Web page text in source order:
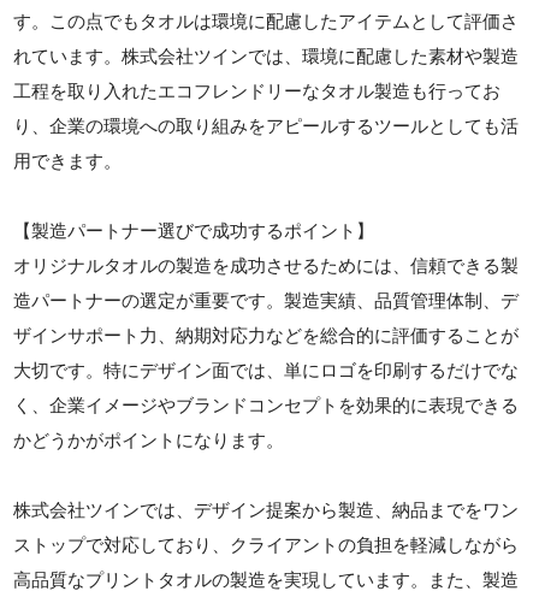
す。この点でもタオルは環境に配慮したアイテムとして評価さ
れています。株式会社ツインでは、環境に配慮した素材や製造
工程を取り入れたエコフレンドリーなタオル製造も行ってお
り、企業の環境への取り組みをアピールするツールとしても活
用できます。
【製造パートナー選びで成功するポイント】
オリジナルタオルの製造を成功させるためには、信頼できる製
造パートナーの選定が重要です。製造実績、品質管理体制、デ
ザインサポート力、納期対応力などを総合的に評価することが
大切です。特にデザイン面では、単にロゴを印刷するだけでな
く、企業イメージやブランドコンセプトを効果的に表現できる
かどうかがポイントになります。
株式会社ツインでは、デザイン提案から製造、納品までをワン
ストップで対応しており、クライアントの負担を軽減しながら
高品質なプリントタオルの製造を実現しています。また、製造